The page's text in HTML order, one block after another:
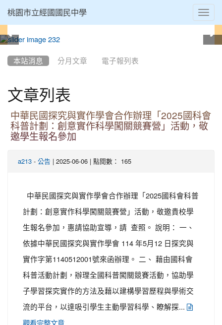
桃園市立經國國民中學
本站消息 分月文章 電子報列表
文章列表
中華民國探究與實作學會合作辦理「2025國科會
科普計劃：創意實作科學闖關競賽營」活動，敬
邀學生報名參加
a213 - 公告 | 2025-06-06 | 點閱數： 165
中華民國探究與實作學會合作辦理「2025國科會科普
計劃：創意實作科學闖關競賽營」活動，敬邀貴校學
生報名參加，惠請協助宣導，請 查照。 說明： 一、
依據中華民國探究與實作學會 114 年5月12 日探究與
實作字第1140512001號來函辦理。 二、 藉由國科會
科普活動計劃，辦理全國科普闖關競賽活動，協助學
子學習探究實作的方法及藉以建構學習歷程與學術交
流的平台，以達吸引學生主動學習科學、瞭解探...
觀看完整文章